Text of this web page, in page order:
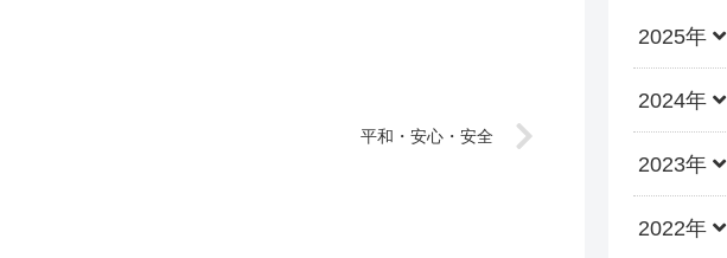
平和・安心・安全
2025年
2024年
2023年
2022年